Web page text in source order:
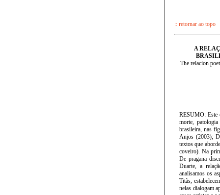
:: retornar ao topo
A
The relacion
RESUMO: Este
morte,
brasileira, nas
Anjos (2003);
textos que
coveiro). Na
De pragana
Duarte, a
analisamos os
Titãs,
nelas dialogam